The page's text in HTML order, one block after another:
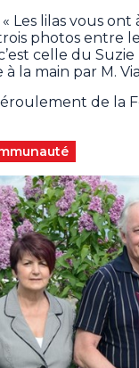
Les lilas vous
photos entre
celle du
la main par M.
de la